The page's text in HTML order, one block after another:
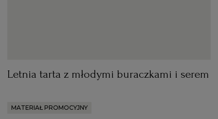
Letnia tarta z młodymi buraczkami i serem
MATERIAŁ PROMOCYJNY